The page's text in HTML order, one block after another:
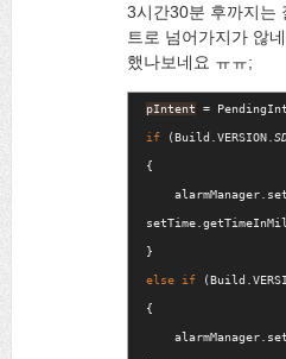
3시간30분 후까지는
트로 넘어가지가 않
했나보네요 ㅠㅠ;
pIntent =
if (Build.VERSION.
{
else if
{